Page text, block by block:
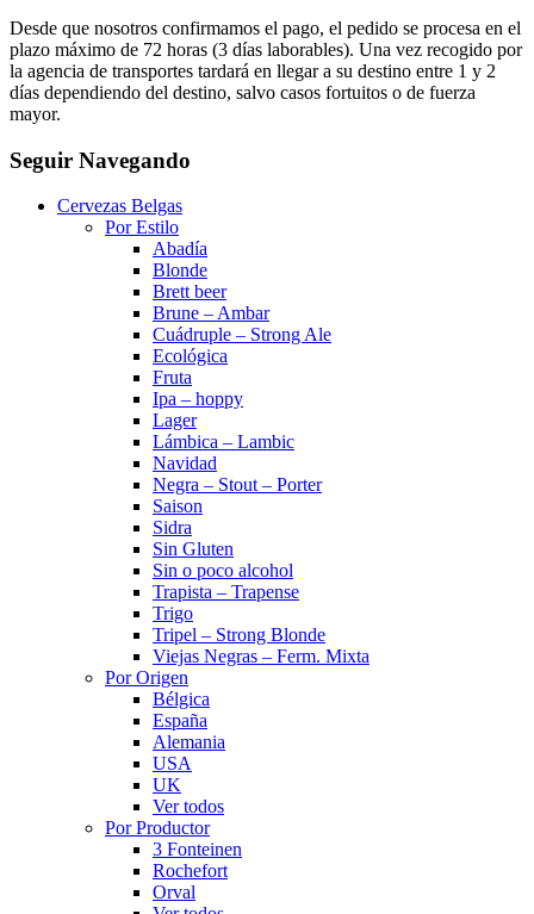
Desde que nosotros confirmamos el pago, el pedido se procesa en el
plazo máximo de 72 horas (3 días laborables). Una vez recogido por
la agencia de transportes tardará en llegar a su destino entre 1 y 2
días dependiendo del destino, salvo casos fortuitos o de fuerza
mayor.
Seguir Navegando
Cervezas Belgas
Por Estilo
Abadía
Blonde
Brett beer
Brune – Ambar
Cuádruple – Strong Ale
Ecológica
Fruta
Ipa – hoppy
Lager
Lámbica – Lambic
Navidad
Negra – Stout – Porter
Saison
Sidra
Sin Gluten
Sin o poco alcohol
Trapista – Trapense
Trigo
Tripel – Strong Blonde
Viejas Negras – Ferm. Mixta
Por Origen
Bélgica
España
Alemania
USA
UK
Ver todos
Por Productor
3 Fonteinen
Rochefort
Orval